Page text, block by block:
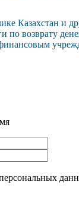
Казахстан и
по возврату